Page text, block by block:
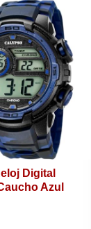
Digital
Azul